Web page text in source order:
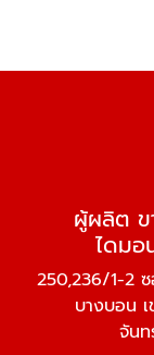
ผู้ผลิต ข
ไดมอ
250,236/1-2
บางบอน
จันท